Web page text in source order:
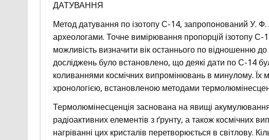
ДАТУВАННЯ
Метод датування по ізотопу С-14, запропонований У. Ф.
археологами. Точне вимірювання пропорцій ізотопу С-
можливість визначити вік останнього по відношенню
досліджень було встановлено, що деякі дати по С-14
коливаннями космічних випромінювань в минулому. Їх
хронологією, встановленою методами
Термолюмінесценція заснована на явищі
радіоактивних елементів з ґрунту, а також космічних
нагріванні цих кристалів перетворюється в світлову.